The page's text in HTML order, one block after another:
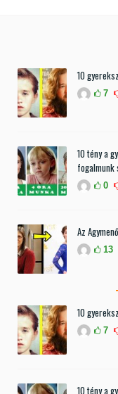
10
7
10 tény a
fogalmunk
0
Az
13
10
7
10 tény a